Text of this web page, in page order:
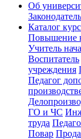
Об
Каталог
Повышение
Учитель
Воспитатель
учреждения
Педагог
ГО и ЧС
труда
Повар